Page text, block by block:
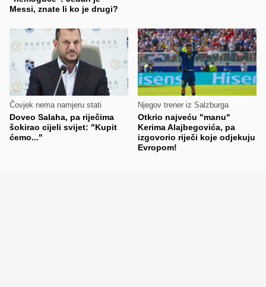
Messi, znate li ko je drugi?
Čovjek nema namjeru stati
Doveo Salaha, pa riječima
šokirao cijeli svijet: "Kupit
ćemo..."
Njegov trener iz Salzburga
Otkrio najveću "manu"
Kerima Alajbegovića, pa
izgovorio riječi koje odjekuju
Evropom!